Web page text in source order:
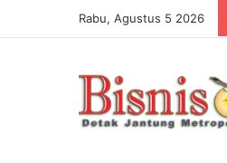
Rabu, Agustus 5 2026